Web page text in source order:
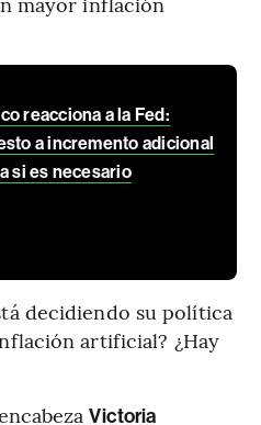
reacciona a la Fed:
a incremento adicional
si es necesario
decidiendo su política
artificial? ¿Hay
Victoria